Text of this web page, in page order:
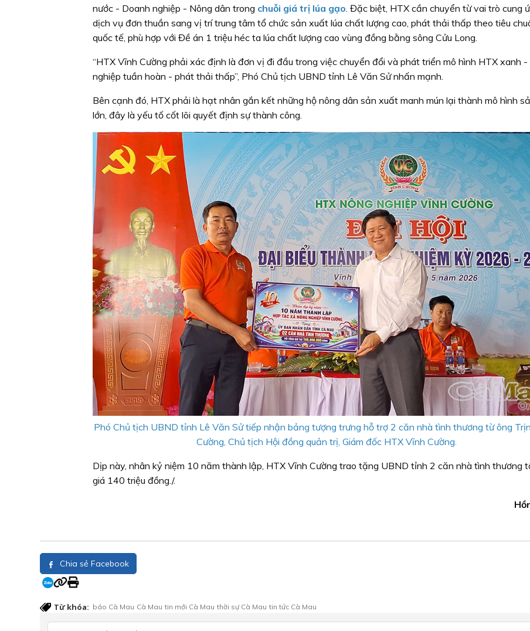
nước - Doanh nghiệp - Nông dân trong chuỗi giá trị lúa gạo . Đặc biệt, HTX cần chuyển từ vai trò cung
dịch vụ đơn thuần sang vị trí trung tâm tổ chức sản xuất lúa chất lượng cao, phát thải thấp theo tiêu
quốc tế, phù hợp với Đề án 1 triệu héc ta lúa chất lượng cao vùng đồng bằng sông Cửu Long.
“HTX Vĩnh Cường phải xác định là đơn vị đi đầu trong việc chuyển đổi và phát triển mô hình HTX xanh -
nghiệp tuần hoàn - phát thải thấp”, Phó Chủ tịch UBND tỉnh Lê Văn Sử nhấn mạnh.
Bên cạnh đó, HTX phải là hạt nhân gắn kết những hộ nông dân sản xuất manh mún lại thành mô hình
lớn, đây là yếu tố cốt lõi quyết định sự thành công.
Phó Chủ tịch UBND tỉnh Lê Văn Sử tiếp nhận bảng tượng trưng hỗ trợ 2 căn nhà tình thương từ ông
Cường, Chủ tịch Hội đồng quản trị, Giám đốc HTX Vĩnh Cường.
Dịp này, nhân kỷ niệm 10 năm thành lập, HTX Vĩnh Cường trao tặng UBND tỉnh 2 căn nhà tình thương
giá 140 triệu đồng./.
Chia sẻ Facebook
Từ khóa: báo Cà Mau Cà Mau tin mới Cà Mau thời sự Cà Mau tin tức Cà Mau